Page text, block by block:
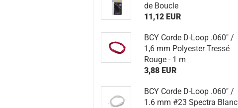
de Boucle
11,12 EUR
BCY Corde D-Loop .060" /
1,6 mm Polyester Tressé
Rouge - 1 m
3,88 EUR
BCY Corde D-Loop .060" /
1.6 mm #23 Spectra Blanc